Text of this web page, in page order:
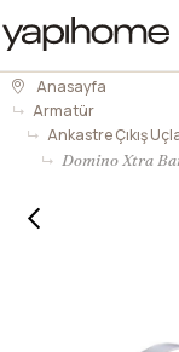
Anasayfa
Armatür
Ankastre Çıkış
Domino Xtra